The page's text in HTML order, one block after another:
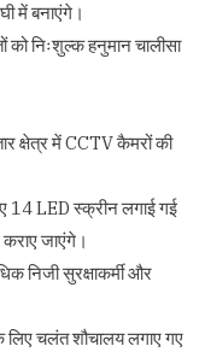
में बनाएंगे।
को निःशुल्क हनुमान चालीसा
क्षेत्र में CCTV कैमरों की
14 LED स्क्रीन लगाई गई
जाएंगे।
निजी सुरक्षाकर्मी और
लिए चलंत शौचालय लगाए गए